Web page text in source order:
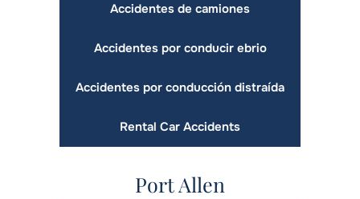
Accidentes de camiones
Accidentes por conducir ebrio
Accidentes por conducción distraída
Rental Car Accidents
Port Allen